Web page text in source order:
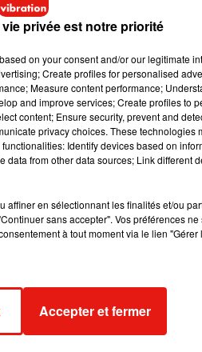
. L'appareil s'est alors
transports de l'État.Les images de
un espace étroit entre
des réseaux sociaux.
t.co/gafmr63ikX
de la voltige aérienne. "De
commenté sur CBS la femme dont
privée est notre priorité
on your consent and/or our legitimate
Create profiles for personalised
Measure content performance;
and improve services; Create profiles to
content; Ensure security, prevent and
privacy choices. These technologies
Identify devices based on
from other data sources; Link different
affiner en sélectionnant les finalités et/ou
sans accepter". Vos préférences
à tout moment via le lien
Accepter et fermer